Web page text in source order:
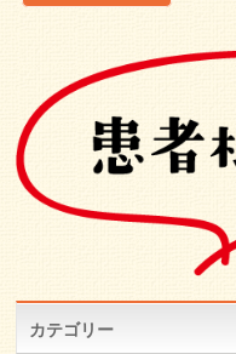
カテゴリー